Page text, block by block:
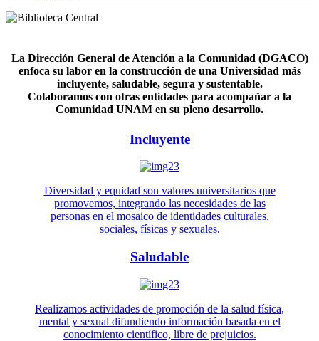
La Dirección General de Atención a la Comunidad (DGACO)
enfoca su labor en la construcción de una Universidad más
incluyente, saludable, segura y sustentable.
Colaboramos con otras entidades para acompañar a la
Comunidad UNAM en su pleno desarrollo.
Incluyente
Diversidad y equidad son valores universitarios que
promovemos, integrando las necesidades de las
personas en el mosaico de identidades culturales,
sociales, físicas y sexuales.
Saludable
Realizamos actividades de promoción de la salud física,
mental y sexual difundiendo información basada en el
conocimiento científico, libre de prejuicios.